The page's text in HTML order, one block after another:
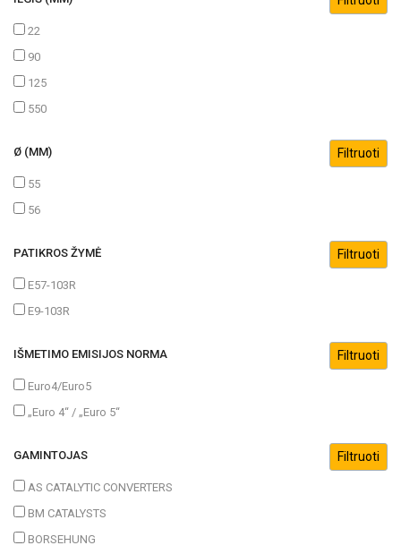
22
90
125
550
Ø (MM)
55
56
PATIKROS ŽYMĖ
E57-103R
E9-103R
IŠMETIMO EMISIJOS NORMA
Euro4/Euro5
„Euro 4“ / „Euro 5“
GAMINTOJAS
AS CATALYTIC CONVERTERS
BM CATALYSTS
BORSEHUNG